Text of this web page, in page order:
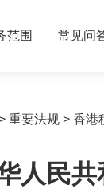
范围 常见问
重要法规> 香港
人民共